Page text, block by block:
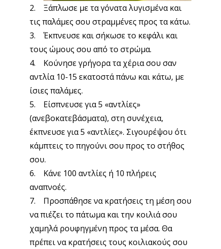
2. Ξάπλωσε με τα γόνατα λυγισμένα και
τις παλάμες σου στραμμένες προς τα κάτω.
3. Έκπνευσε και σήκωσε το κεφάλι και
τους ώμους σου από το στρώμα.
4. Κούνησε γρήγορα τα χέρια σου σαν
αντλία 10-15 εκατοστά πάνω και κάτω, με
ίσιες παλάμες.
5. Είσπνευσε για 5 «αντλίες»
(ανεβοκατεβάσματα), στη συνέχεια,
έκπνευσε για 5 «αντλίες». Σιγουρέψου ότι
κάμπτεις το πηγούνι σου προς το στήθος
σου.
6. Κάνε 100 αντλίες ή 10 πλήρεις
αναπνοές.
7. Προσπάθησε να κρατήσεις τη μέση σου
να πιέζει το πάτωμα και την κοιλιά σου
χαμηλά ρουφηγμένη προς τα μέσα. Θα
πρέπει να κρατήσεις τους κοιλιακούς σου